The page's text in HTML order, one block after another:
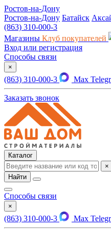
Ростов-на-Дону
Ростов-на-Дону Батайск
(863) 310-000-3
Магазины Клуб покупателей
Вход или регистрация
Способы связи
×
(863) 310-000-3 Max
Заказать звонок
Каталог
×
Найти
Способы связи
×
(863) 310-000-3 Max